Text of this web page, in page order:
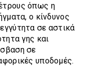
όπως η
ο κίνδυνος
σε αστικά
γης και
σε
υποδομές.